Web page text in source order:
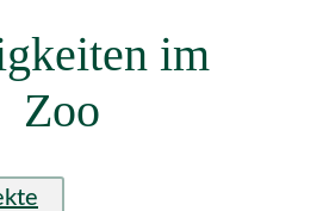
im
Zoo